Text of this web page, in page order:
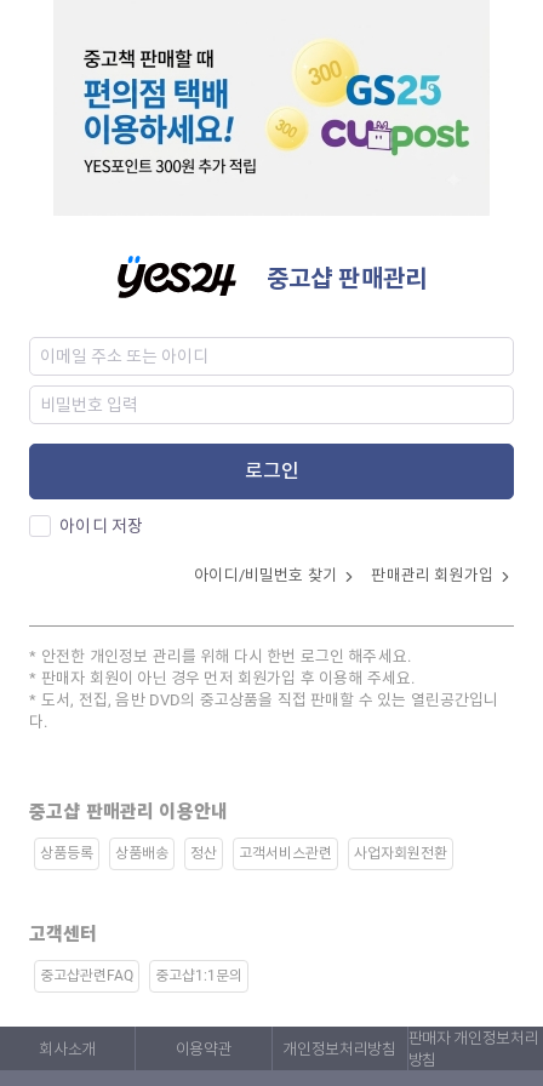
중고샵 판매관리
로그인
아이디 저장
아이디/비밀번호 찾기 판매관리 회원가입
안전한 개인정보 관리를 위해 다시 한번 로그인 해주세요.
판매자 회원이 아닌 경우 먼저 회원가입 후 이용해 주세요.
도서, 전집, 음반 DVD의 중고상품을 직접 판매할 수 있는 열린공간입니
다.
중고샵 판매관리 이용안내
상품등록 상품배송 정산 고객서비스관련 사업자회원전환
고객센터
중고샵관련FAQ 중고샵1:1문의
회사소개 이용약관 개인정보처리방침
판매자 개인정보처리
방침